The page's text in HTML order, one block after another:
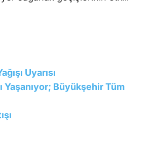
Uyarısı
Yaşanıyor; Büyükşehir Tüm